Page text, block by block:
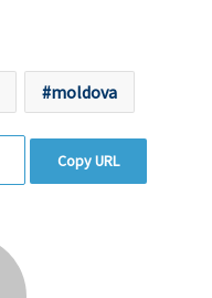
moldova
Copy URL